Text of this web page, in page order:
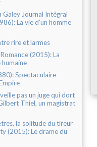
Galey Journal Intégral
La vie d’un homme
rire et larmes
(2015): La
Spectaculaire
pas un juge qui dort
Thiel, un magistrat
la solitude du tireur
(2015): Le drame du